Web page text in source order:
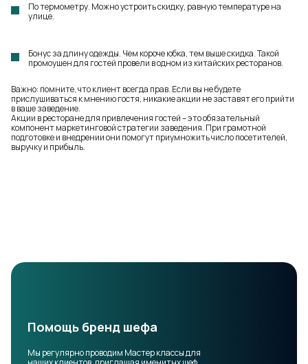
По термометру. Можно устроить скидку, равную температуре на
улице.
Бонус за длину одежды. Чем короче юбка, тем выше скидка. Такой
промоушен для гостей провели в одном из китайских ресторанов.
Важно: помните, что клиент всегда прав. Если вы не будете
прислушиваться к мнению гостя, никакие акции не заставят его прийти
в ваше заведение.
Акции в ресторане для привлечения гостей – это обязательный
компонент маркетинговой стратегии заведения. При грамотной
подготовке и внедрении они помогут приумножить число посетителей,
выручку и прибыль.
Помощь бренд шефа
Мы регулярно проводим Мастер классы для